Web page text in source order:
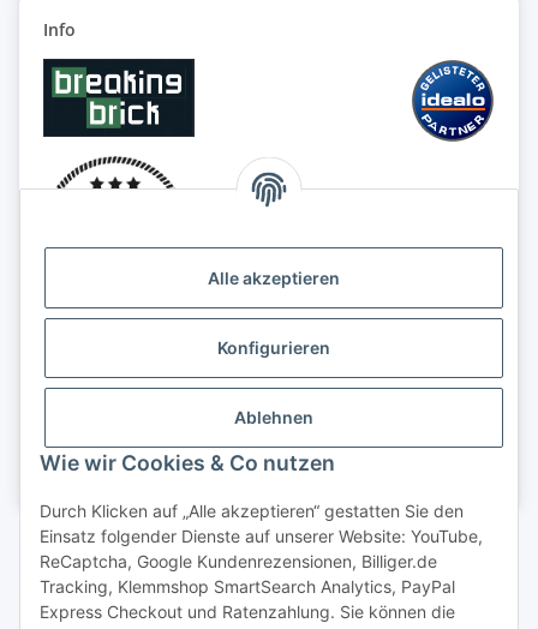
Alle akzeptieren
Konfigurieren
Ablehnen
Wie wir Cookies & Co nutzen
Durch Klicken auf „Alle akzeptieren“ gestatten Sie den
Einsatz folgender Dienste auf unserer Website: YouTube,
ReCaptcha, Google Kundenrezensionen, Billiger.de
Tracking, Klemmshop SmartSearch Analytics, PayPal
Express Checkout und Ratenzahlung. Sie können die
Info
Vertrag widerrufen